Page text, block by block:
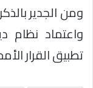
ومن الجدير
واعتماد نظام
تطبيق القرار الأممي 2254 بشأن الحل